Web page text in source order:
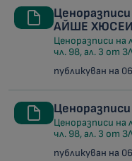
АЙШЕ
Ценоразписи на
чл. 98, ал. 3 от
публикуван на
Ценоразписи на
чл. 98, ал. 3 от
публикуван на